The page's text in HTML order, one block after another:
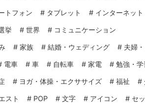
トフォン # タブレット # インターネット
挙 # 世界 # コミュニケーション
# 家族 # 結婚・ウェディング # 夫婦
電車 # 車 # 自転車 # 家電 # 勉強・学
# ヨガ・体操・エクササイズ # 福祉 #
スト # POP # 文字 # アイコン # セ